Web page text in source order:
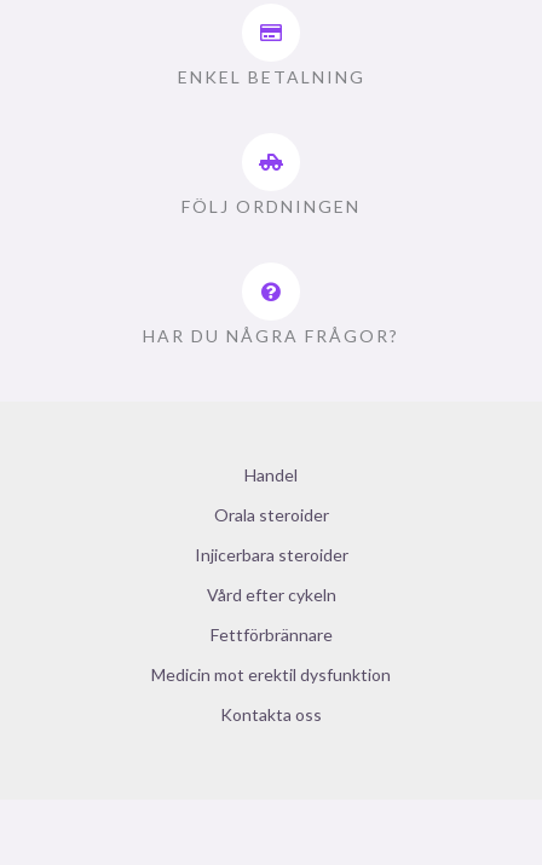
ENKEL BETALNING
FÖLJ ORDNINGEN
HAR DU NÅGRA FRÅGOR?
Handel
Orala steroider
Injicerbara steroider
Vård efter cykeln
Fettförbrännare
Medicin mot erektil dysfunktion
Kontakta oss